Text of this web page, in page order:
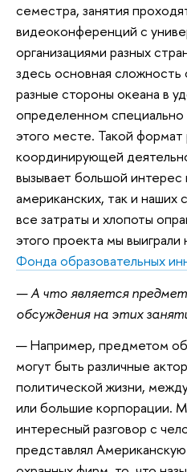
семестра, занятия
видеоконференций с
организациями разных
здесь основная сложность
разные стороны океана в
определенном
этого месте. Такой
координирующей
вызывает большой интерес
американских, так и наших
все затраты и хлопоты
этого проекта мы выиграли
Фонда образовательных
— А что является
обсуждения на этих
— Например, предметом
могут быть различные
политической жизни,
или большие корпорации.
интересный разговор с
представлял